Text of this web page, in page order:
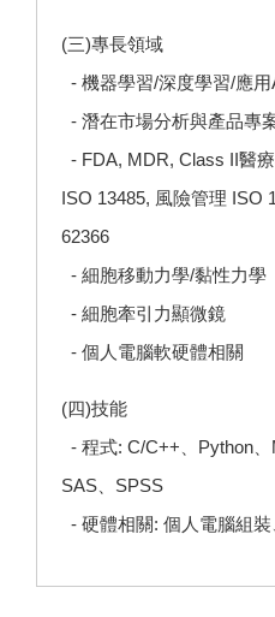
(三)專長領域
- 機器學習/深度學習/應
- 潛在市場分析與產品專
- FDA, MDR, Class II醫
ISO 13485, 風險管理 ISO
62366
- 細胞移動力學/黏性力學
- 細胞牽引力顯微鏡
- 個人電腦軟硬體相關
(四)技能
- 程式: C/C++、Python、
SAS、SPSS
- 硬體相關: 個人電腦組